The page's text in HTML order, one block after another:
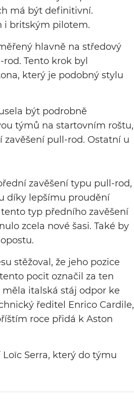
má být definitivní.
i britským pilotem.
hlavně na středový
Tento krok byl
který je podobný stylu
být podrobně
týmů na startovním roštu,
zavěšení pull-rod. Ostatní u
zavěšení typu pull-rod,
díky lepšímu proudění
typ předního zavěšení
zcela nové šasi. Také by
stěžoval, že jeho pozice
pocit označil za ten
italská stáj odpor ke
ředitel Enrico Cardile,
roce přidá k Aston
Serra, který do týmu